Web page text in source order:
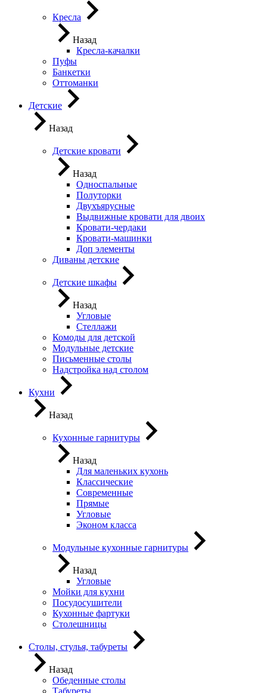
Кресла
Назад
Кресла-качалки
Пуфы
Банкетки
Оттоманки
Детские
Назад
Детские кровати
Назад
Односпальные
Полуторки
Двухъярусные
Выдвижные кровати для двоих
Кровати-чердаки
Кровати-машинки
Доп элементы
Диваны детские
Детские шкафы
Назад
Угловые
Стеллажи
Комоды для детской
Модульные детские
Письменные столы
Надстройка над столом
Кухни
Назад
Кухонные гарнитуры
Назад
Для маленьких кухонь
Классические
Современные
Прямые
Угловые
Эконом класса
Модульные кухонные гарнитуры
Назад
Угловые
Мойки для кухни
Посудосушители
Кухонные фартуки
Столешницы
Столы, стулья, табуреты
Назад
Обеденные столы
Табуреты